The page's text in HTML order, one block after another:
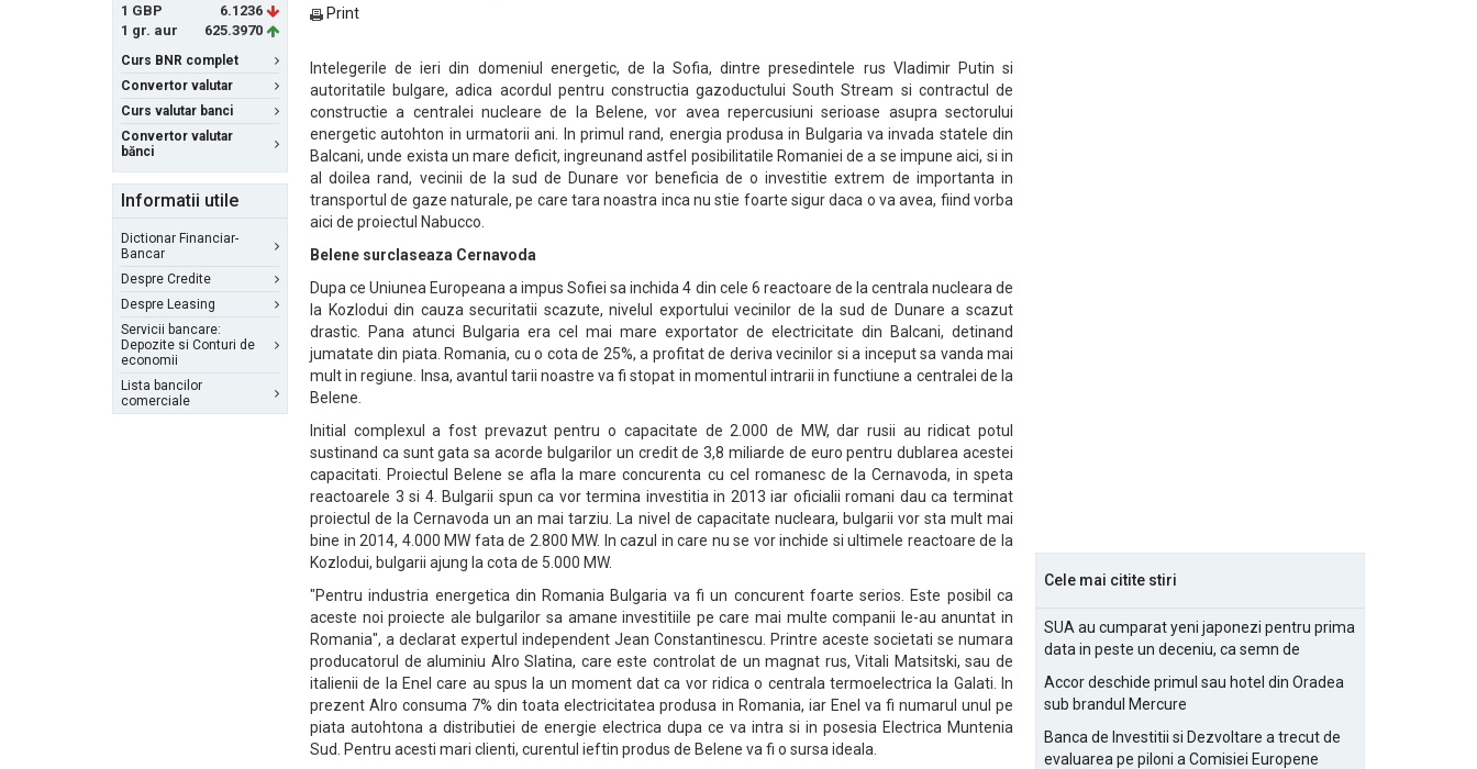
1 GBP
6.1236
1 gr. aur
625.3970
Curs BNR complet
Convertor valutar
Curs valutar banci
Convertor valutar
bănci
Informatii utile
Dictionar Financiar-
Bancar
Despre Credite
Despre Leasing
Servicii bancare:
Depozite si Conturi de
economii
Lista bancilor
comerciale
Print
Intelegerile de ieri din domeniul energetic, de la Sofia, dintre presedintele rus Vladimir Putin si
autoritatile bulgare, adica acordul pentru constructia gazoductului South Stream si contractul de
constructie a centralei nucleare de la Belene, vor avea repercusiuni serioase asupra sectorului
energetic autohton in urmatorii ani. In primul rand, energia produsa in Bulgaria va invada statele din
Balcani, unde exista un mare deficit, ingreunand astfel posibilitatile Romaniei de a se impune aici, si in
al doilea rand, vecinii de la sud de Dunare vor beneficia de o investitie extrem de importanta in
transportul de gaze naturale, pe care tara noastra inca nu stie foarte sigur daca o va avea, fiind vorba
aici de proiectul Nabucco.
Belene surclaseaza Cernavoda
Dupa ce Uniunea Europeana a impus Sofiei sa inchida 4 din cele 6 reactoare de la centrala nucleara de
la Kozlodui din cauza securitatii scazute, nivelul exportului vecinilor de la sud de Dunare a scazut
drastic. Pana atunci Bulgaria era cel mai mare exportator de electricitate din Balcani, detinand
jumatate din piata. Romania, cu o cota de 25%, a profitat de deriva vecinilor si a inceput sa vanda mai
mult in regiune. Insa, avantul tarii noastre va fi stopat in momentul intrarii in functiune a centralei de la
Belene.
Initial complexul a fost prevazut pentru o capacitate de 2.000 de MW, dar rusii au ridicat potul
sustinand ca sunt gata sa acorde bulgarilor un credit de 3,8 miliarde de euro pentru dublarea acestei
capacitati. Proiectul Belene se afla la mare concurenta cu cel romanesc de la Cernavoda, in speta
reactoarele 3 si 4. Bulgarii spun ca vor termina investitia in 2013 iar oficialii romani dau ca terminat
proiectul de la Cernavoda un an mai tarziu. La nivel de capacitate nucleara, bulgarii vor sta mult mai
bine in 2014, 4.000 MW fata de 2.800 MW. In cazul in care nu se vor inchide si ultimele reactoare de la
Kozlodui, bulgarii ajung la cota de 5.000 MW.
"Pentru industria energetica din Romania Bulgaria va fi un concurent foarte serios. Este posibil ca
aceste noi proiecte ale bulgarilor sa amane investitiile pe care mai multe companii le-au anuntat in
Romania", a declarat expertul independent Jean Constantinescu. Printre aceste societati se numara
producatorul de aluminiu Alro Slatina, care este controlat de un magnat rus, Vitali Matsitski, sau de
italienii de la Enel care au spus la un moment dat ca vor ridica o centrala termoelectrica la Galati. In
prezent Alro consuma 7% din toata electricitatea produsa in Romania, iar Enel va fi numarul unul pe
piata autohtona a distributiei de energie electrica dupa ce va intra si in posesia Electrica Muntenia
Sud. Pentru acesti mari clienti, curentul ieftin produs de Belene va fi o sursa ideala.
Cele mai citite stiri
SUA au cumparat yeni japonezi pentru prima
data in peste un deceniu, ca semn de
Accor deschide primul sau hotel din Oradea
sub brandul Mercure
Banca de Investitii si Dezvoltare a trecut de
evaluarea pe piloni a Comisiei Europene